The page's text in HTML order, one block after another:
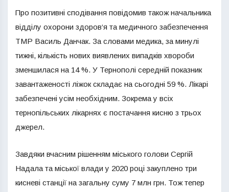
Про позитивні сподівання повідомив також начальника
відділу охорони здоров‘я та медичного забезпечення
ТМР Василь Данчак. За словами медика, за минулі
тижні, кількість нових виявлених випадків хвороби
зменшилася на 14 %. У Тернополі середній показник
завантаженості ліжок складає на сьогодні 59 %. Лікарі
забезпечені усім необхідним. Зокрема у всіх
тернопільських лікарнях є постачання кисню з трьох
джерел.
Завдяки вчасним рішенням міського голови Сергій
Надала та міської влади у 2020 році закуплено три
кисневі станції на загальну суму 7 млн грн. Тож тепер